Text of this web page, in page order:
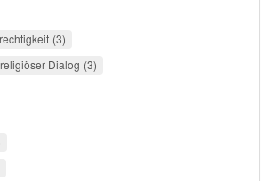
3
Dialog 3